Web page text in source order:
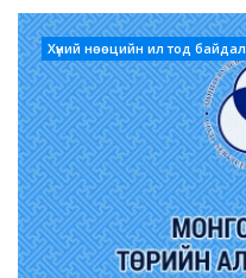
Хүний нөөцийн ил тод байдал